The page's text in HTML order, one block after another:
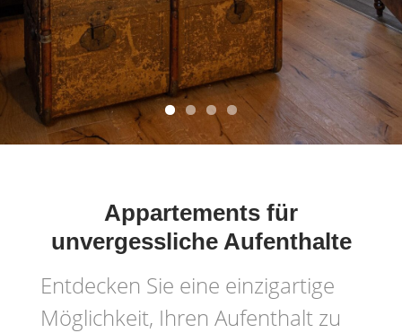
Appartements für
unvergessliche Aufenthalte
Entdecken Sie eine einzigartige
Möglichkeit, Ihren Aufenthalt zu